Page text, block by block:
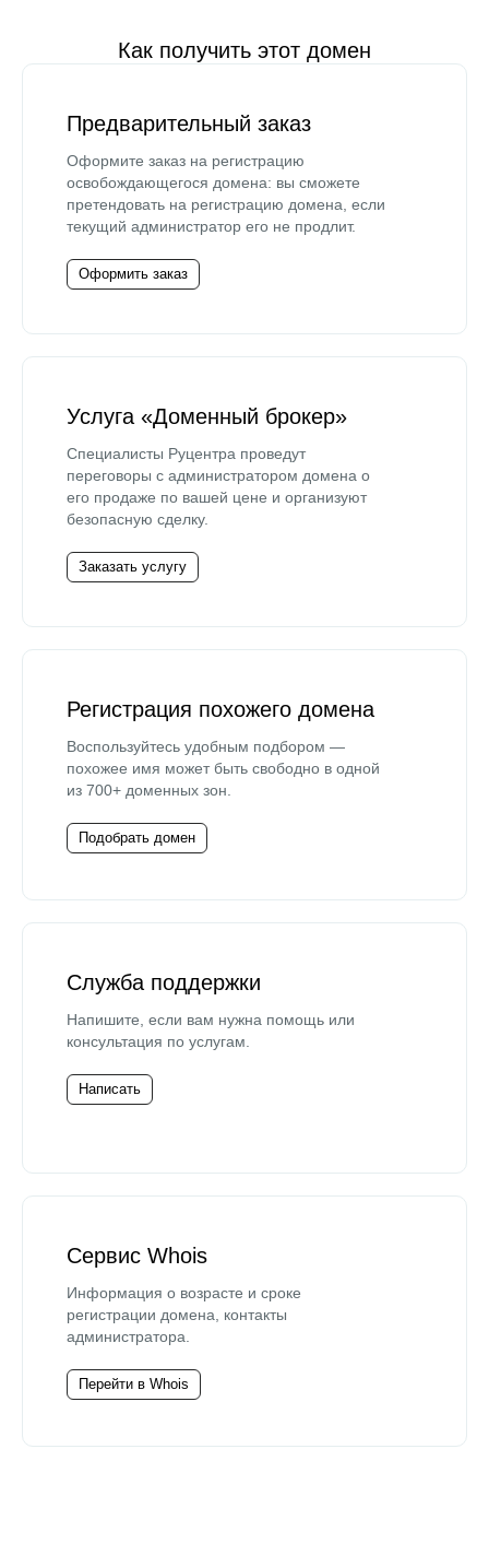
Как получить этот домен
Предварительный заказ
Оформите заказ на регистрацию
освобождающегося домена: вы сможете
претендовать на регистрацию домена, если
текущий администратор его не продлит.
Оформить заказ
Услуга «Доменный брокер»
Специалисты Руцентра проведут
переговоры с администратором домена о
его продаже по вашей цене и организуют
безопасную сделку.
Заказать услугу
Регистрация похожего домена
Воспользуйтесь удобным подбором —
похожее имя может быть свободно в одной
из 700+ доменных зон.
Подобрать домен
Служба поддержки
Напишите, если вам нужна помощь или
консультация по услугам.
Написать
Сервис Whois
Информация о возрасте и сроке
регистрации домена, контакты
администратора.
Перейти в Whois